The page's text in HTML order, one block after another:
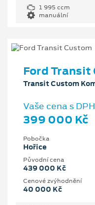
1 995 ccm
manuální
Ford Transit
Transit Custom
Vaše cena s DPH
399 000 Kč
Pobočka
Hořice
Původní cena
439 000 Kč
Cenové zvýhodnění
40 000 Kč